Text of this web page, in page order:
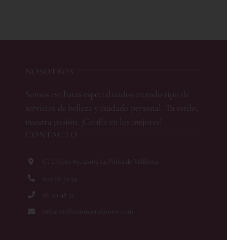
NOSOTROS
Somos estilistas especializados en todo tipo de
servicios de belleza y cuidado personal. Tu estilo,
nuestra pasión. ¡Confía en los mejores!
CONTACTO
C/ L´Hort 89, 46185 La Pobla de Vallbona
602 66 74 94
96 311 48 33
info@estilistasmartalatorre.com